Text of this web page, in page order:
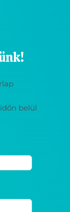
belül